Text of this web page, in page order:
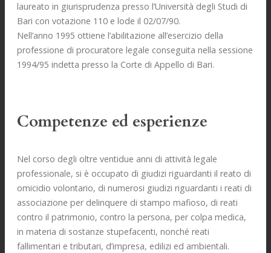
laureato in giurisprudenza presso l’Università degli Studi di
Bari con votazione 110 e lode il 02/07/90.
Nell’anno 1995 ottiene l’abilitazione all’esercizio della
professione di procuratore legale conseguita nella sessione
1994/95 indetta presso la Corte di Appello di Bari.
Competenze ed esperienze
Nel corso degli oltre ventidue anni di attività legale
professionale, si è occupato di giudizi riguardanti il reato di
omicidio volontario, di numerosi giudizi riguardanti i reati di
associazione per delinquere di stampo mafioso, di reati
contro il patrimonio, contro la persona, per colpa medica,
in materia di sostanze stupefacenti, nonché reati
fallimentari e tributari, d’impresa, edilizi ed ambientali.